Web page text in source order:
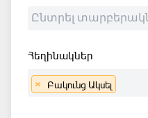
Հեղինակներ
× Բակունց Ակսել